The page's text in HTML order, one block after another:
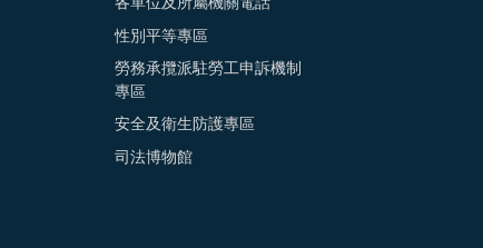
各單位及所屬機關電話
性別平等專區
勞務承攬派駐勞工申訴機制
專區
安全及衛生防護專區
司法博物館